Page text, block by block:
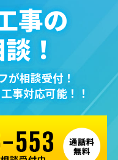
事の
！
が相談受付！
事対応可能！！